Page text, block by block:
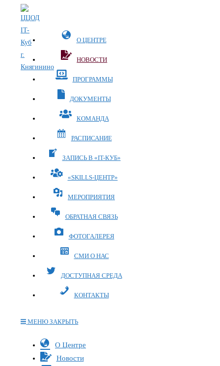
Перейти
к
содержимому
О ЦЕНТРЕ
НОВОСТИ
ПРОГРАММЫ
ДОКУМЕНТЫ
КОМАНДА
РАСПИСАНИЕ
ЗАПИСЬ В «IT-КУБ»
«SKILLS-ЦЕНТР»
МЕРОПРИЯТИЯ
ОБРАТНАЯ СВЯЗЬ
ФОТОГАЛЕРЕЯ
СМИ О НАС
ДОСТУПНАЯ СРЕДА
КОНТАКТЫ
МЕНЮ ЗАКРЫТЬ
Переключите
кнопку,
чтобы
О Центре
Новости